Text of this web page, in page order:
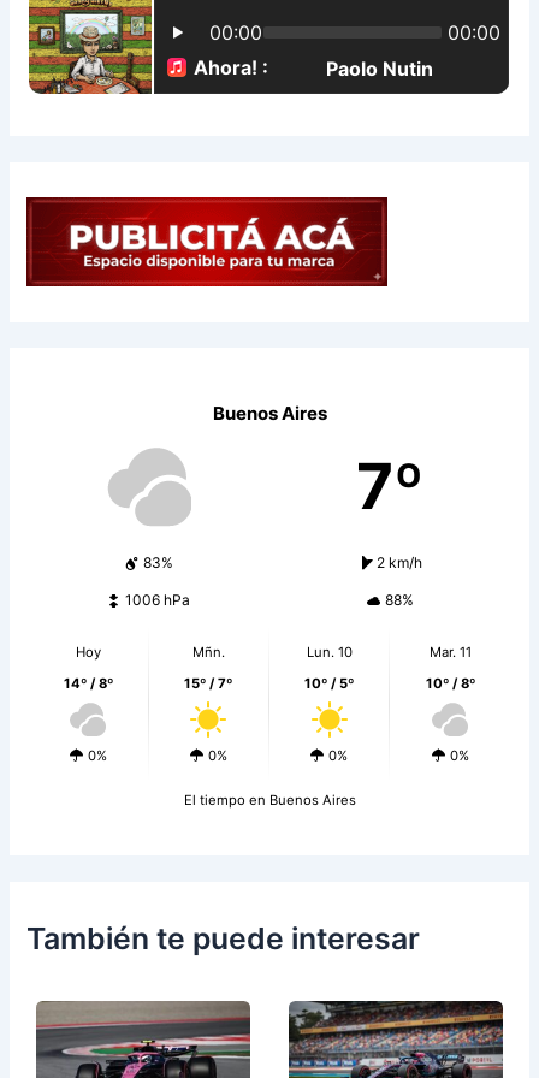
r
:
Buenos Aires
7º
83% 2 km/h
1006 hPa 88%
Hoy
14º / 8º
0%
Mñn.
15º / 7º
0%
Lun. 10
10º / 5º
0%
Mar. 11
10º / 8º
0%
El tiempo en Buenos Aires
También te puede interesar